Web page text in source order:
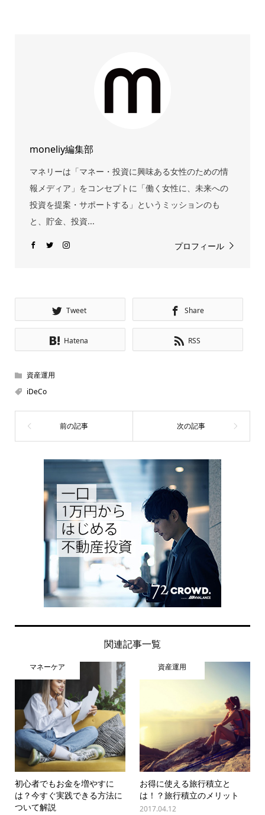
moneliy編集部
マネリーは「マネー・投資に興味ある女性のための情
報メディア」をコンセプトに「働く女性に、未来への
投資を提案・サポートする」というミッションのも
と、貯金、投資...
プロフィール
Tweet Share
Hatena RSS
資産運用
iDeCo
関連記事一覧
マネーケア
初心者でもお金を増やすに
は？今すぐ実践できる方法に
ついて解説
資産運用
お得に使える旅行積立と
は！？旅行積立のメリット
2017.04.12